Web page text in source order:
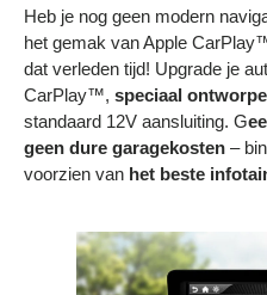
Alle categorieën
Bestelling volgen
Vacatures bij Middo
Veelgestelde vragen
Betaalmogelijkheden
Heb je nog geen modern
het gemak van Apple
dat verleden tijd! Upgrade je
CarPlay™, speciaal
standaard 12V aansluiting. G
geen dure garagekosten –
voorzien van het beste